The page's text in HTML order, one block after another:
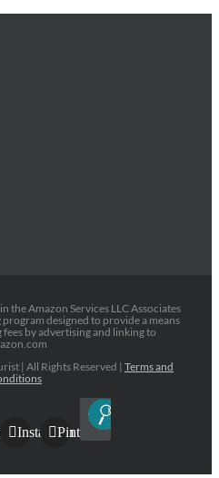
the Amazon Services LLC Associates
designed to provide a means
by advertising and linking to
| All Rights Reserved | Terms and
InstagramPinterest